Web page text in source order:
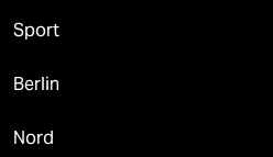
Sport
Berlin
Nord